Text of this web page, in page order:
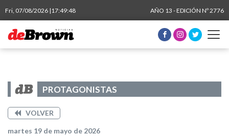
Fri, 07/08/2026 |17:49:49 AÑO 13 - EDICIÓN Nº 2776
PROTAGONISTAS
VOLVER
martes 19 de mayo de 2026